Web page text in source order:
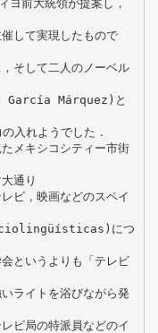
前大統領が提案し，
して実現したもので
そして二人のノーベル
García Márquez)と
れようでした．
メキシコシティー市街
通り
ビ，映画などのスペイ
につ
というよりも「テレビ
ライトを浴びながら発
ビ局の特派員などのイ